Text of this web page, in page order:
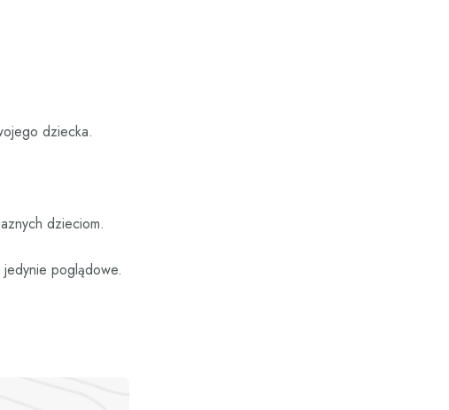
dziecka.
dzieciom.
poglądowe.